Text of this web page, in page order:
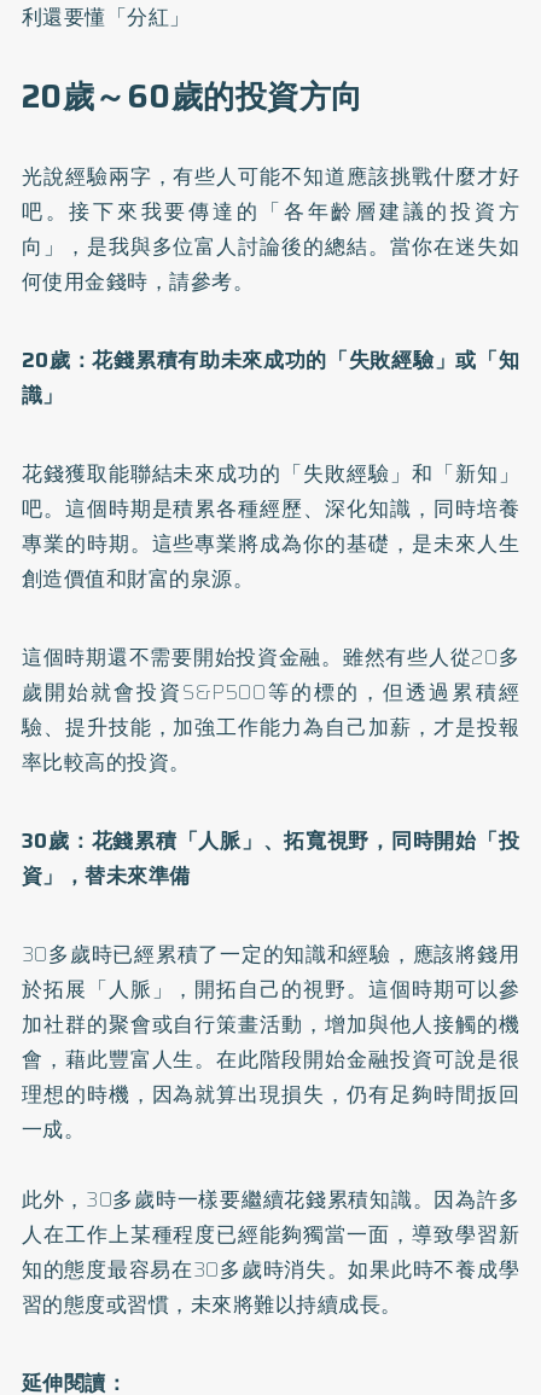
利還要懂「分紅」
20歲～60歲的投資方向
光說經驗兩字，有些人可能不知道應該挑戰什麼才好
吧。接下來我要傳達的「各年齡層建議的投資方
向」，是我與多位富人討論後的總結。當你在迷失如
何使用金錢時，請參考。
20歲：花錢累積有助未來成功的「失敗經驗」或「知
識」
花錢獲取能聯結未來成功的「失敗經驗」和「新知」
吧。這個時期是積累各種經歷、深化知識，同時培養
專業的時期。這些專業將成為你的基礎，是未來人生
創造價值和財富的泉源。
這個時期還不需要開始投資金融。雖然有些人從20多
歲開始就會投資S&P500等的標的，但透過累積經
驗、提升技能，加強工作能力為自己加薪，才是投報
率比較高的投資。
30歲：花錢累積「人脈」、拓寬視野，同時開始「投
資」，替未來準備
30多歲時已經累積了一定的知識和經驗，應該將錢用
於拓展「人脈」，開拓自己的視野。這個時期可以參
加社群的聚會或自行策畫活動，增加與他人接觸的機
會，藉此豐富人生。在此階段開始金融投資可說是很
理想的時機，因為就算出現損失，仍有足夠時間扳回
一成。
此外，30多歲時一樣要繼續花錢累積知識。因為許多
人在工作上某種程度已經能夠獨當一面，導致學習新
知的態度最容易在30多歲時消失。如果此時不養成學
習的態度或習慣，未來將難以持續成長。
延伸閱讀：